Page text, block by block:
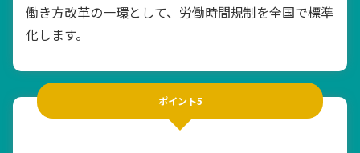
働き方改革の一環として、労働時間規制を全国で標準
化します。
ポイント5